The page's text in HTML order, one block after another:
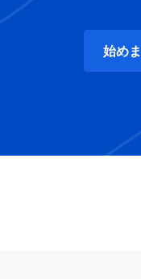
始め